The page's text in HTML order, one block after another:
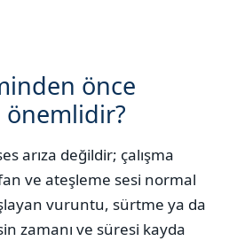
önce
arıza değildir; çalışma
fan ve ateşleme sesi normal
vuruntu, sürtme ya da
zamanı ve süresi kayda